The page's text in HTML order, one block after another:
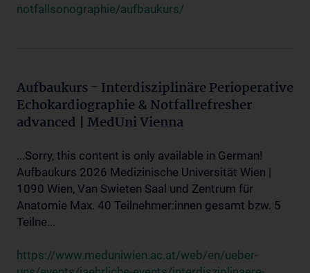
notfallsonographie/aufbaukurs/
Aufbaukurs - Interdisziplinäre Perioperative
Echokardiographie & Notfallrefresher
advanced | MedUni Vienna
...Sorry, this content is only available in German!
Aufbaukurs 2026 Medizinische Universität Wien |
1090 Wien, Van Swieten Saal und Zentrum für
Anatomie Max. 40 Teilnehmer:innen gesamt bzw. 5
Teilne...
https://www.meduniwien.ac.at/web/en/ueber-